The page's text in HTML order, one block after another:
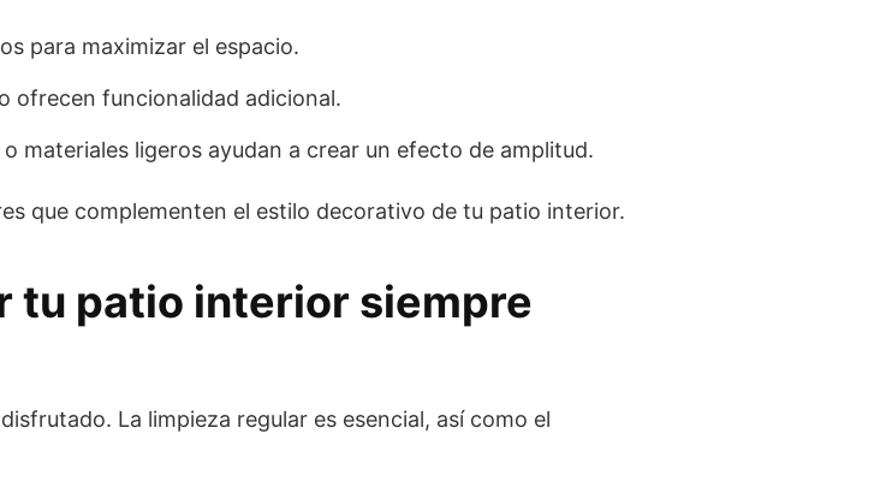
para maximizar el espacio.
ofrecen funcionalidad adicional.
materiales ligeros ayudan a crear un efecto de amplitud.
que complementen el estilo decorativo de tu patio interior.
tu patio interior siempre
La limpieza regular es esencial, así como el